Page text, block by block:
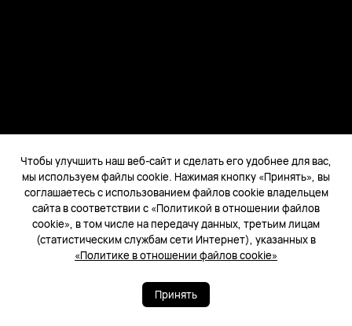
Чтобы улучшить наш веб-сайт и сделать его удобнее для вас,
мы используем файлы cookie. Нажимая кнопку «Принять», вы
соглашаетесь с использованием файлов cookie владельцем
сайта в соответствии с «Политикой в отношении файлов
cookie», в том числе на передачу данных, третьим лицам
(статистическим службам сети Интернет), указанных в
«Политике в отношении файлов cookie»
Принять